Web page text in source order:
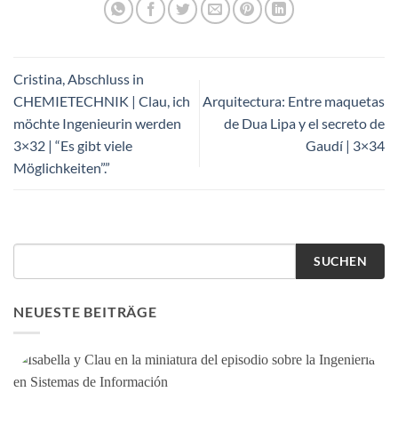
Cristina, Abschluss in
CHEMIETECHNIK | Clau, ich
möchte Ingenieurin werden
3×32 | “Es gibt viele
Möglichkeiten”.”
Arquitectura: Entre maquetas
de Dua Lipa y el secreto de
Gaudí | 3×34
SUCHEN
NEUESTE BEITRÄGE